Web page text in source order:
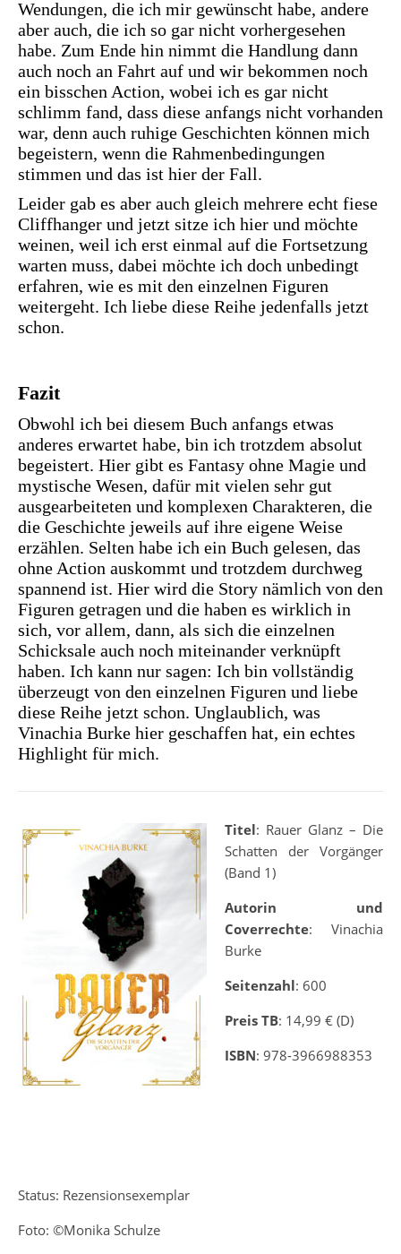
Wendungen, die ich mir gewünscht habe, andere
aber auch, die ich so gar nicht vorhergesehen
habe. Zum Ende hin nimmt die Handlung dann
auch noch an Fahrt auf und wir bekommen noch
ein bisschen Action, wobei ich es gar nicht
schlimm fand, dass diese anfangs nicht vorhanden
war, denn auch ruhige Geschichten können mich
begeistern, wenn die Rahmenbedingungen
stimmen und das ist hier der Fall.
Leider gab es aber auch gleich mehrere echt fiese
Cliffhanger und jetzt sitze ich hier und möchte
weinen, weil ich erst einmal auf die Fortsetzung
warten muss, dabei möchte ich doch unbedingt
erfahren, wie es mit den einzelnen Figuren
weitergeht. Ich liebe diese Reihe jedenfalls jetzt
schon.
Fazit
Obwohl ich bei diesem Buch anfangs etwas
anderes erwartet habe, bin ich trotzdem absolut
begeistert. Hier gibt es Fantasy ohne Magie und
mystische Wesen, dafür mit vielen sehr gut
ausgearbeiteten und komplexen Charakteren, die
die Geschichte jeweils auf ihre eigene Weise
erzählen. Selten habe ich ein Buch gelesen, das
ohne Action auskommt und trotzdem durchweg
spannend ist. Hier wird die Story nämlich von den
Figuren getragen und die haben es wirklich in
sich, vor allem, dann, als sich die einzelnen
Schicksale auch noch miteinander verknüpft
haben. Ich kann nur sagen: Ich bin vollständig
überzeugt von den einzelnen Figuren und liebe
diese Reihe jetzt schon. Unglaublich, was
Vinachia Burke hier geschaffen hat, ein echtes
Highlight für mich.
Titel: Rauer Glanz – Die
Schatten der Vorgänger
(Band 1)
Autorin und
Coverrechte: Vinachia
Burke
Seitenzahl: 600
Preis TB: 14,99 € (D)
ISBN: 978-3966988353
Status: Rezensionsexemplar
Foto: ©Monika Schulze